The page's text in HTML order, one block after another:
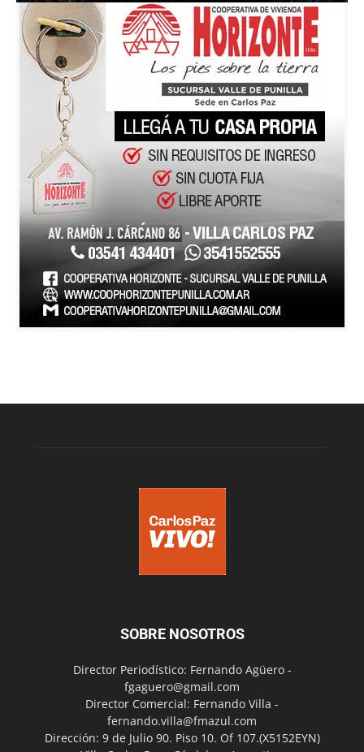
SOBRE NOSOTROS
Director Periodístico: Fernando Agüero -
fgaguero@gmail.com
Director Comercial: Fernando Villa -
fernando.villa@fmazul.com
Dirección: 9 de Julio 90. Piso 10. Of 107.(X5152EYN)